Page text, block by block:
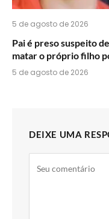
5 de agosto de 2026
Pai é preso suspeito
matar o próprio filho
5 de agosto de 2026
DEIXE UMA